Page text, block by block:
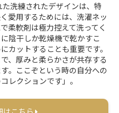
た洗練されたデザインは、特
愛用するためには、洗濯ネッ
柔軟剤は極力控えて洗ってく
陰干しか乾燥機で乾かすこ
カットすることも重要です。
、厚みと柔らかさが共存する
。ここぞという時の自分への
レクションです」。